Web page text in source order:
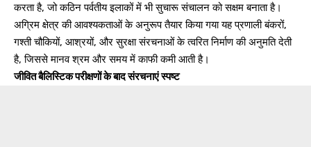
करता है, जो कठिन पर्वतीय इलाकों में भी सुचारू संचालन को सक्षम बनाता है।
अग्रिम क्षेत्र की आवश्यकताओं के अनुरूप तैयार किया गया यह प्रणाली बंकरों,
गश्ती चौकियों, आश्रयों, और सुरक्षा संरचनाओं के त्वरित निर्माण की अनुमति देती
है, जिससे मानव श्रम और समय में काफी कमी आती है।
जीवित बैलिस्टिक परीक्षणों के बाद संरचनाएं स्पष्ट